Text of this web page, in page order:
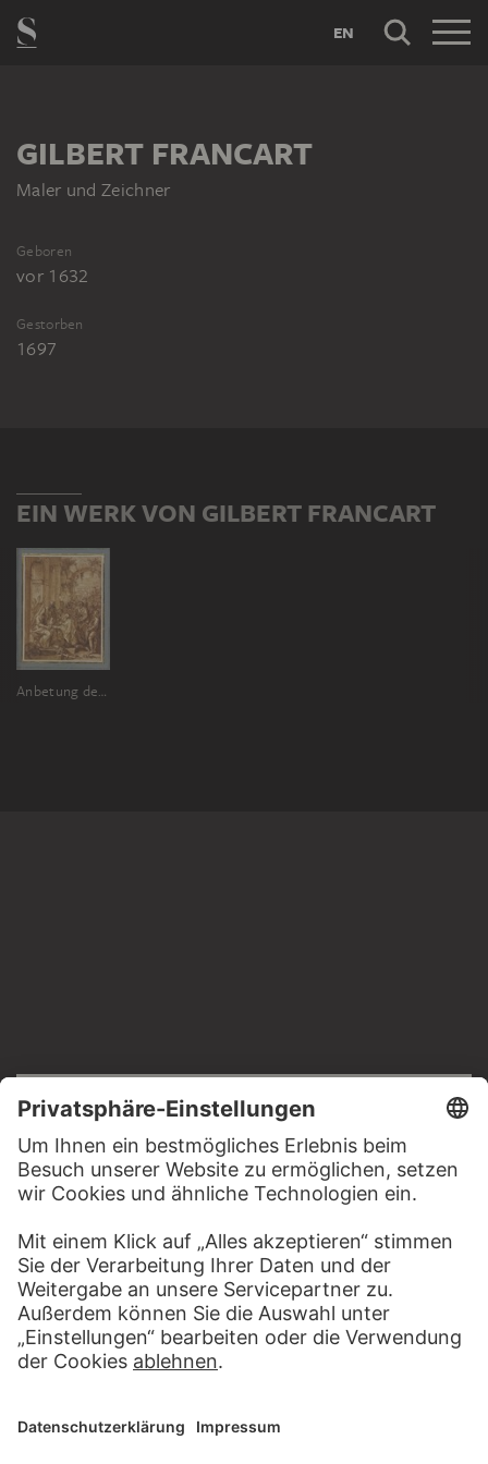
EN
GILBERT FRANCART
Maler und Zeichner
Geboren
vor 1632
Gestorben
1697
EIN WERK VON GILBERT FRANCART
Anbetung der Könige
Impressum
Datenschutz
Copyright © 2026 Städel Museum
All rights reserved.
DIGITALE SAMMLUNG
Startseite
Werke
Künstler
Alben
SOCIAL MEDIA